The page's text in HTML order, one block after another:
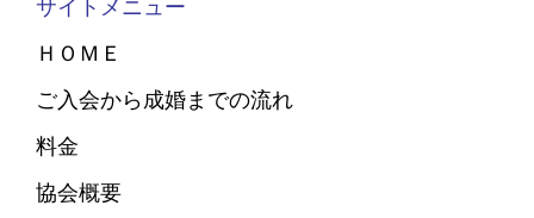
サイトメニュー
ＨＯＭＥ
ご入会から成婚までの流れ
料金
協会概要